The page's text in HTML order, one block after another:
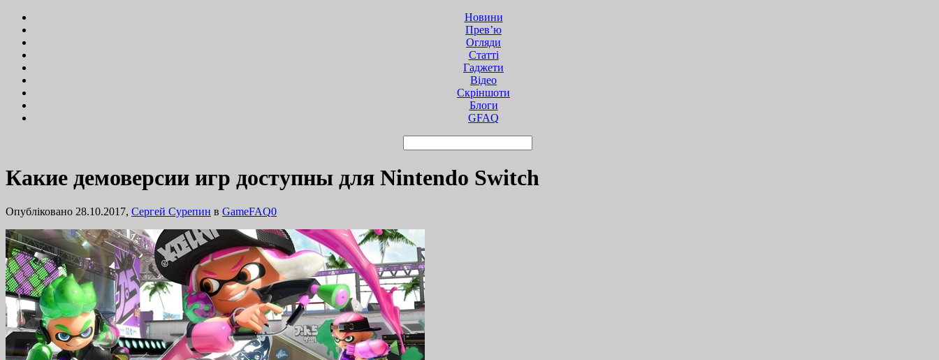
Новини
Прев’ю
Огляди
Статті
Гаджети
Відео
Cкріншоти
Блоги
GFAQ
Какие демоверсии игр доступны для Nintendo Switch
Опубліковано 28.10.2017, Сергей Сурепин в GameFAQ0